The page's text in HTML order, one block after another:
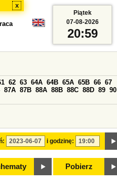
x
i godzinę:
62 63 64A 64B 65A 65B 66 67
87A 87B 88A 88B 88C 88D 89 90
Pobierz
Piątek
07-08-2026
20:59